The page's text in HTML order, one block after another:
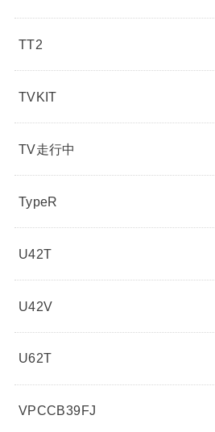
TT2
TVKIT
TV走行中
TypeR
U42T
U42V
U62T
VPCCB39FJ